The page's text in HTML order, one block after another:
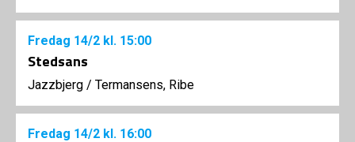
Fredag 14/2 kl. 15:00
Stedsans
Jazzbjerg / Termansens, Ribe
Fredag 14/2 kl. 16:00